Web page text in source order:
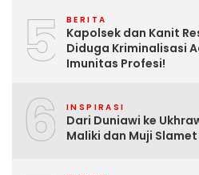
5 BERITA
Kapolsek dan Kanit
Diduga Kriminalisasi
Imunitas Profesi!
6 INSPIRASI
Dari Duniawi ke
Maliki dan Muji